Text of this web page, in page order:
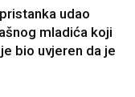
udao
mladića koji
bio uvjeren da je